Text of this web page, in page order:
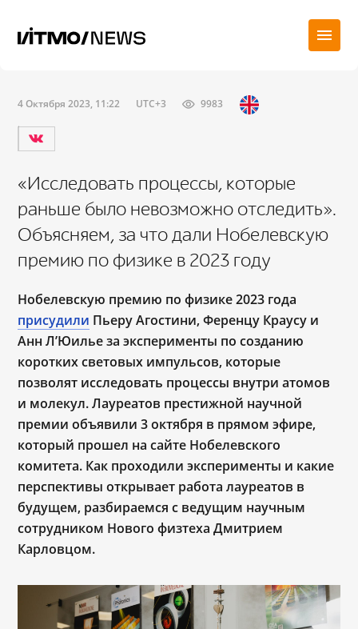
4 Октября 2023, 11:22 UTC+3 9983
«Исследовать процессы, которые
раньше было невозможно отследить».
Объясняем, за что дали Нобелевскую
премию по физике в 2023 году
Нобелевскую премию по физике 2023 года
присудили Пьеру Агостини, Ференцу Краусу и
Анн Л’Юилье за эксперименты по созданию
коротких световых импульсов, которые
позволят исследовать процессы внутри атомов
и молекул. Лауреатов престижной научной
премии объявили 3 октября в прямом эфире,
который прошел на сайте Нобелевского
комитета. Как проходили эксперименты и какие
перспективы открывает работа лауреатов в
будущем, разбираемся с ведущим научным
сотрудником Нового физтеха Дмитрием
Карловцом.